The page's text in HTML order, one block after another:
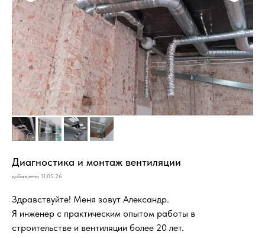
Диагностика и монтаж вентиляции
добавлено 11.05.26
Здравствуйте! Меня зовут Александр.
Я инженер с практическим опытом работы в
строительстве и вентиляции более 20 лет.